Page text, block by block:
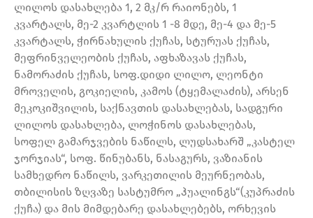
ლილოს დასახლება 1, 2 მკ/რ რაიონებს, 1
კვარტალს, მე-2 კვარტლის 1 -8 მდე, მე-4 და მე-5
კვარტალს, ჭირნახულის ქუჩას, სტურუას ქუჩას,
მეფრინველეობის ქუჩას, აფხაზავას ქუჩას,
ნამორაძის ქუჩას, სოფ.დიდი ლილო, ლეონტი
მროველის, გოკიელის, კამოს (ტყემალაძის), არსენ
მეკოკიშვილის, საქნავთის დასახლებას, სადგური
ლილოს დასახლება, ლოჭინოს დასახლებას,
სოფელ გამარჯვების ნაწილს, ლუდსახარშ „კასტელ
ჯორჯიას“, სოფ. წინუბანს, ნასაგურს, ვაზიანის
სამხედრო ნაწილს, ვარკეთილის მეურნეობას,
თბილისის ზღვაზე სასტუმრო „ჰუალინგს“(კუპრაძის
ქუჩა) და მის მიმდებარე დასახლებებს, ორხევის